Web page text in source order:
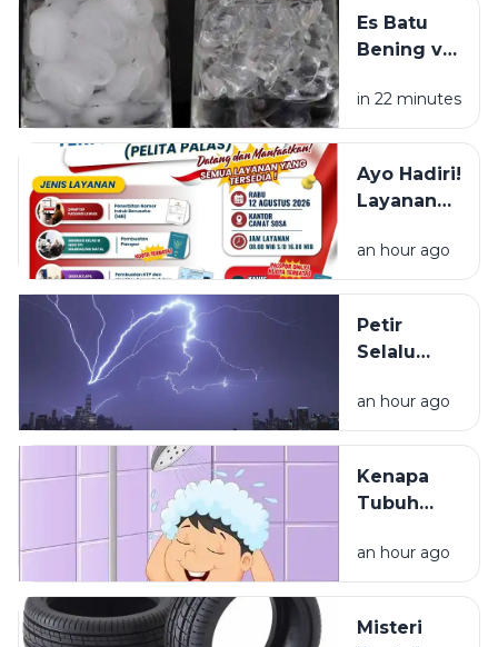
Es Batu
Bening vs
Putih, Apa
Bedanya?
in 22 minutes
Ayo Hadiri!
Layanan
Pajak Dan
Paspor
Warga
Sosa
an hour ago
Petir
Selalu
Lebih Dulu
daripada
an hour ago
Kenapa
Tubuh
Ringan
Setelah
an hour ago
Misteri